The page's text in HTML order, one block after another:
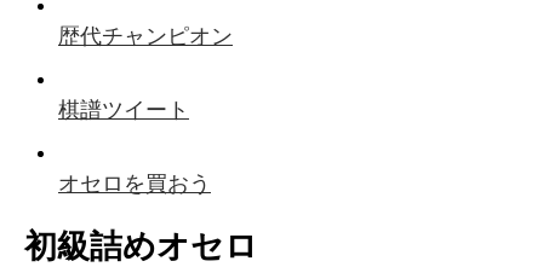
歴代チャンピオン
棋譜ツイート
オセロを買おう
初級詰めオセロ